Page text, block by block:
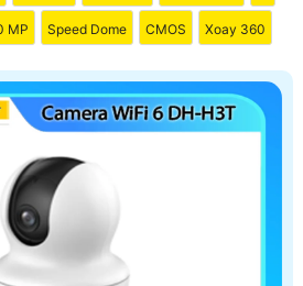
MP Speed Dome CMOS Xoay 360